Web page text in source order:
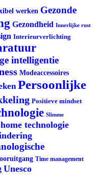
werken Gezonde
Gezondheid Innerlijke rust
Interieurverlichting
intelligentie
Modeaccessoires
Persoonlijke
Positieve mindset
Slimme
technologie
Time management
Unesco